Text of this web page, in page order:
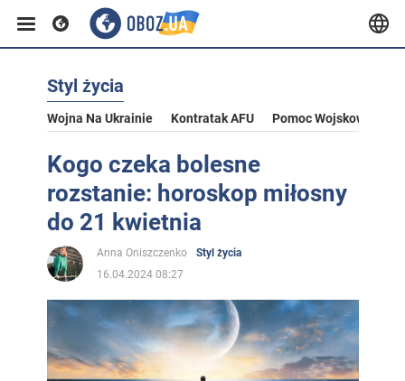
Styl życia
Wojna Na Ukrainie Kontratak AFU Pomoc Wojskowa Dla
Kogo czeka bolesne
rozstanie: horoskop miłosny
do 21 kwietnia
Anna Oniszczenko
Styl życia
16.04.2024 08:27